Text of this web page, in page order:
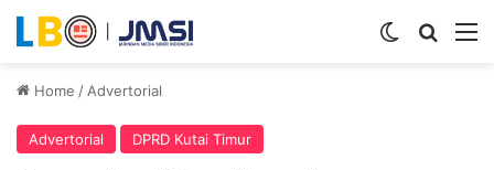
Switch skin
Home / Advertorial
Advertorial DPRD Kutai Timur